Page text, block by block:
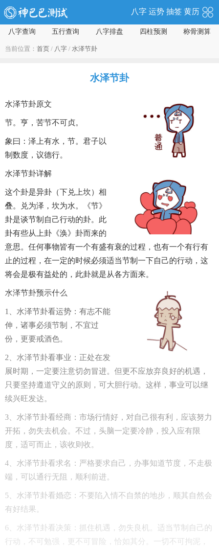
八字 运势 抽签 黄历
八字查询 五行查询 八字排盘 四柱预测 称骨测算
当前位置： 首页 / 八字 / 水泽节卦
水泽节卦
水泽节卦原文
节。亨，苦节不可贞。
象曰：泽上有水，节。君子以
制数度，议德行。
水泽节卦详解
这个卦是异卦（下兑上坎）相
叠。兑为泽，坎为水。《节》
卦是谈节制自己行动的卦。此
卦有些从上卦《涣》卦而来的
意思。任何事物皆有一个有盛有衰的过程，也有一个有行有
止的过程，在一定的时候必须适当节制一下自己的行动，这
将会是极有益处的，此卦就是从各方面来。
水泽节卦预示什么
1、水泽节卦看运势：有志不能
伸，诸事必须节制，不宜过
份，更要戒酒色。
2、水泽节卦看事业：正处在发
展时期，一定要注意切勿冒进。但更不应放弃良好的机遇，
只要坚持遵道守义的原则，可大胆行动。这样，事业可以继
续兴旺发达。
3、水泽节卦看经商：市场行情好，对自己很有利，应该努力
开拓，勿失去机会。不过，头脑一定要冷静，投入应有限
度，适可而止，该收则收。
4、水泽节卦看求名：严格要求自己，办事知道节度，不走极
端，可以通行无阻，顺利前进。
5、水泽节卦看婚恋：不要陷入情不自禁的地步，顺其自然会
有好结果。
6、水泽节卦看决策：抓住机遇，勿失良机。适当节制自己的
行动，不可勉强，更不可冒险，恰如其分。一切不可拘泥，